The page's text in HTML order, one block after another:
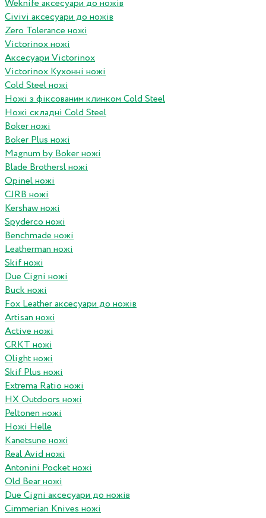
Weknife аксесуари до ножів
Civivi аксесуари до ножів
Zero Tolerance ножі
Victorinox ножі
Аксесуари Victorinox
Victorinox Кухонні ножі
Cold Steel ножі
Ножі з фіксованим клинком Cold Steel
Ножі складні Cold Steel
Boker ножі
Boker Plus ножі
Magnum by Boker ножі
Blade Brothersl ножі
Opinel ножі
CJRB ножі
Kershaw ножі
Spyderco ножі
Benchmade ножі
Leatherman ножі
Skif ножі
Due Cigni ножі
Buck ножі
Fox Leather аксесуари до ножів
Artisan ножі
Active ножі
CRKT ножі
Olight ножі
Skif Plus ножі
Extrema Ratio ножі
HX Outdoors ножі
Peltonen ножі
Ножі Helle
Kanetsune ножі
Real Avid ножі
Antonini Pocket ножі
Old Bear ножі
Due Cigni аксесуари до ножів
Cimmerian Knives ножі